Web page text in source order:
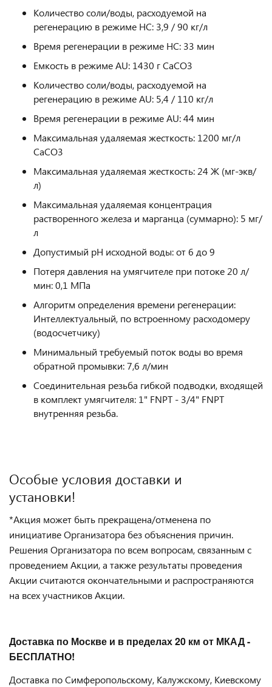
Количество соли/воды, расходуемой на
регенерацию в режиме HC: 3,9 / 90 кг/л
Время регенерации в режиме HC: 33 мин
Емкость в режиме AU: 1430 г CaCO3
Количество соли/воды, расходуемой на
регенерацию в режиме AU: 5,4 / 110 кг/л
Время регенерации в режиме AU: 44 мин
Максимальная удаляемая жесткость: 1200 мг/л
СаСО3
Максимальная удаляемая жесткость: 24 Ж (мг-экв/
л)
Максимальная удаляемая концентрация
растворенного железа и марганца (суммарно): 5 мг/
л
Допустимый pH исходной воды: от 6 до 9
Потеря давления на умягчителе при потоке 20 л/
мин: 0,1 МПа
Алгоритм определения времени регенерации:
Интеллектуальный, по встроенному расходомеру
(водосчетчику)
Минимальный требуемый поток воды во время
обратной промывки: 7,6 л/мин
Соединительная резьба гибкой подводки, входящей
в комплект умягчителя: 1" FNPT - 3/4" FNPT
внутренняя резьба.
Особые условия доставки и
установки!
*Акция может быть прекращена/отменена по
инициативе Организатора без объяснения причин.
Решения Организатора по всем вопросам, связанным с
проведением Акции, а также результаты проведения
Акции считаются окончательными и распространяются
на всех участников Акции.
Доставка по Москве и в пределах 20 км от МКАД -
БЕСПЛАТНО!
Доставка по Симферопольскому, Калужскому, Киевскому